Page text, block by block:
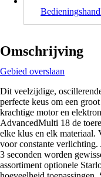
Omschrijving
Gebied overslaan
Dit veelzijdige,
perfecte keus om een
krachtige motor en
AdvancedMulti 18 de
elke klus en elk materiaal.
voor constante verlichting.
3 seconden worden
assortiment optionele